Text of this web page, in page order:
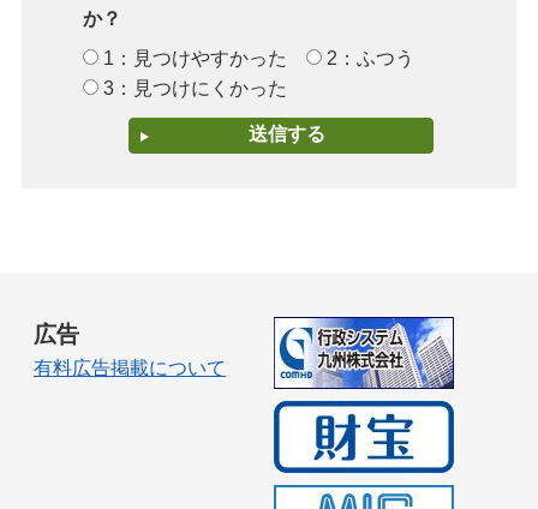
か？
1：見つけやすかった
2：ふつう
3：見つけにくかった
広告
有料広告掲載について